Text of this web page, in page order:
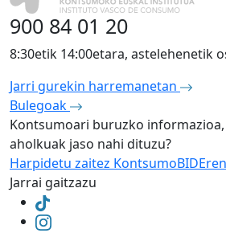
900 84 01 20
8:30etik 14:00etara, astelehenetik
Jarri gurekin harremanetan
Bulegoak
Kontsumoari buruzko
aholkuak jaso nahi dituzu?
Harpidetu zaitez KontsumoBIDEren
Jarrai gaitzazu